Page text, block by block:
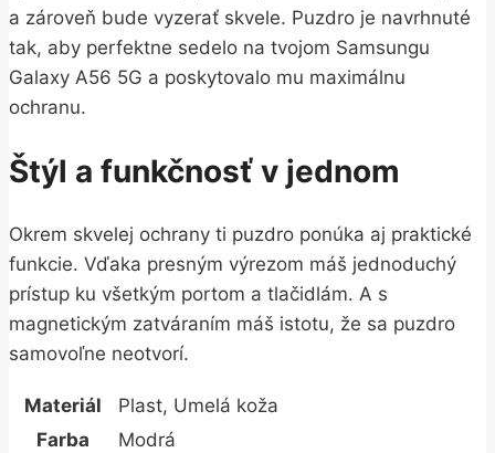
a zároveň bude vyzerať skvele. Puzdro je navrhnuté
tak, aby perfektne sedelo na tvojom Samsungu
Galaxy A56 5G a poskytovalo mu maximálnu
ochranu.
Štýl a funkčnosť v jednom
Okrem skvelej ochrany ti puzdro ponúka aj praktické
funkcie. Vďaka presným výrezom máš jednoduchý
prístup ku všetkým portom a tlačidlám. A s
magnetickým zatváraním máš istotu, že sa puzdro
samovoľne neotvorí.
Materiál
Plast, Umelá koža
Farba
Modrá